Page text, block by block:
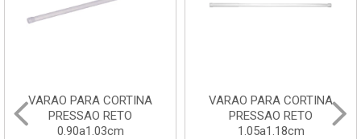
VARAO PARA CORTINA
PRESSAO RETO
0.90a1.03cm
VARAO PARA CORTINA
PRESSAO RETO
1.05a1.18cm